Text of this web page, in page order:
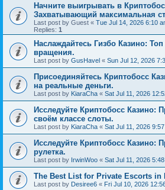
Начните выигрывать в
Захватывающий максимальная
Last post by Guest « Tue Jul 14, 2026 6:10
Replies: 1
Наслаждайтесь Гизбо Казино:
вращения.
Last post by GusHavel « Sun Jul 12, 2026
Присоединяйтесь Криптобосс
на реальные деньги.
Last post by KiaraCha « Sat Jul 11, 2026
Исследуйте Криптобосс Казино:
своём классе слоты.
Last post by KiaraCha « Sat Jul 11, 2026
Исследуйте Криптобосс Казино:
рулетка.
Last post by IrwinWoo « Sat Jul 11, 2026
The Best List for Private Escorts in
Last post by Desiree6 « Fri Jul 10, 2026